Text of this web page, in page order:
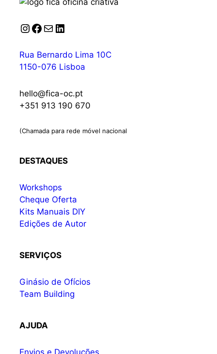
Instagram
Facebook
Correio
LinkedIn
Rua Bernardo Lima 10C
1150-076 Lisboa
hello@fica-oc.pt
+351 913 190 670
(Chamada para rede móvel nacional
DESTAQUES
Workshops
Cheque Oferta
Kits Manuais DIY
Edições de Autor
SERVIÇOS
Ginásio de Ofícios
Team Building
AJUDA